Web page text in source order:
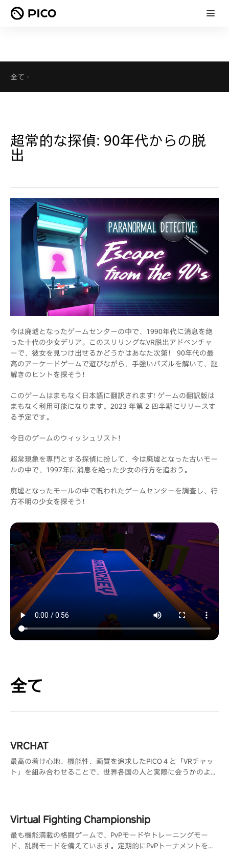
全て -
超常的な探偵: 90年代からの脱
出
今は廃墟となったゲームセンターの中で、1990年代に消息を絶
った十代の少女デリア。このスリリングなVR脱出アドベンチャ
ーで、彼女を見つけ出せるかどうかはあなた次第！ 90年代の最
高のアーケードゲームで遊びながら、手強いパズルを解いて、謎
解きのヒントを探そう！
このゲームはまもなく日本語に翻訳されます! ゲームの翻訳版は
まもなく利用可能になります。2023 年第 2 四半期にリリースす
る予定です。
今日のゲームのウィッシュリスト！
超常現象を専門とする探偵に扮して、今は廃墟となった古いモー
ルの中で、1997年に消息を絶った少女の行方を追おう。
廃墟となったモールの中で呪われたゲームセンターを調査し、行
方不明の少女を探そう！
全て
VRCHAT
最高の着け心地、機能性、画質を追求したPICO４と「VRチャッ
ト」を組み合わせることで、世界各国の人と実際に会うかのよう
Virtual Fighting Championship
最も機能満載の格闘ゲームで、PvPモードやトレーニングモー
ド、乱闘モードを備えています。定期的にPvPトーナメントを開